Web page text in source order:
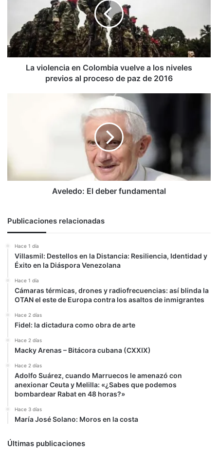
los
niveles
previos
La violencia en Colombia vuelve a los niveles
previos al proceso de paz de 2016
Aveledo: El deber fundamental
Publicaciones relacionadas
Hace 1 día
Villasmil: Destellos en la Distancia: Resiliencia, Identidad y
Éxito en la Diáspora Venezolana
Hace 1 día
Cámaras térmicas, drones y radiofrecuencias: así blinda la
OTAN el este de Europa contra los asaltos de inmigrantes
Hace 2 días
Fidel: la dictadura como obra de arte
Hace 2 días
Macky Arenas – Bitácora cubana (CXXIX)
Hace 2 días
Adolfo Suárez, cuando Marruecos le amenazó con
anexionar Ceuta y Melilla: «¿Sabes que podemos
bombardear Rabat en 48 horas?»
Hace 3 días
María José Solano: Moros en la costa
Últimas publicaciones